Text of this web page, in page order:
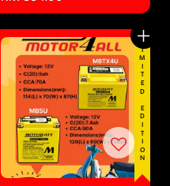
price
LIMITED EDITION